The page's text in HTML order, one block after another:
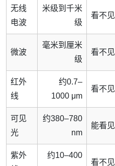
无线
电波
米级到千米
级
看不见
微波
毫米到厘米
级
看不见
红外
线
约0.7–
1000 μm
看不见
可见
光
约380–780
nm
能看见
紫外
约10–400
看不见